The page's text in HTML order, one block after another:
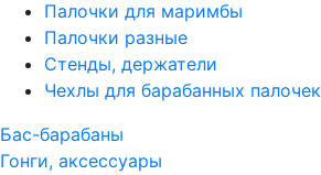
Палочки для маримбы
Палочки разные
Стенды, держатели
Чехлы для барабанных палочек
Бас-барабаны
Гонги, аксессуары